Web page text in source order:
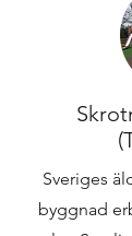
Sveriges
byggnad